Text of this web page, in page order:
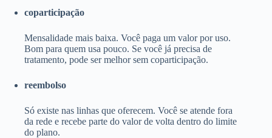
coparticipação
Mensalidade mais baixa. Você paga um valor por uso.
Bom para quem usa pouco. Se você já precisa de
tratamento, pode ser melhor sem coparticipação.
reembolso
Só existe nas linhas que oferecem. Você se atende fora
da rede e recebe parte do valor de volta dentro do limite
do plano.